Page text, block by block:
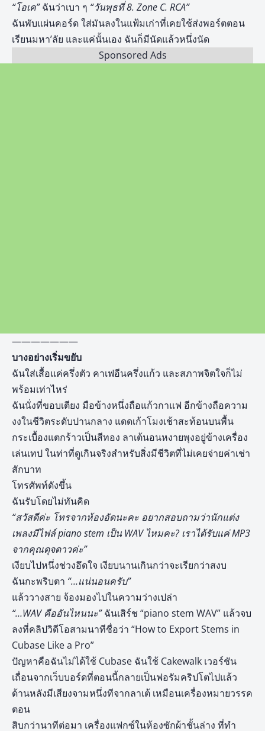
“โอเค”ฉันว่าเบา ๆ “วันพุธที่8. Zone C. RCA”
ฉันพับแผ่นคอร์ด ใส่มันลงในแฟ้มเก่าที่เคยใช้ส่งพอร์ตตอน
เรียนมหา’ลัย และแค่นั้นเอง ฉันก็มีนัดแล้วหนึ่งนัด
Sponsored Ads
———————
บางอย่างเริ่มขยับ
ฉันใส่เสื้อแค่ครึ่งตัว คาเฟอีนครึ่งแก้ว และสภาพจิตใจก็ไม่
พร้อมเท่าไหร่
ฉันนั่งที่ขอบเตียง มือข้างหนึ่งถือแก้วกาแฟ อีกข้างถือความ
งงในชีวิตระดับปานกลาง แดดเก้าโมงเช้าสะท้อนบนพื้น
กระเบื้องแตกร้าวเป็นสีทอง ลาเต้นอนหงายพุงอยู่ข้างเครื่อง
เล่นเทป ในท่าที่ดูเกินจริงสำหรับสิ่งมีชีวิตที่ไม่เคยจ่ายค่าเช่า
สักบาท
โทรศัพท์ดังขึ้น
ฉันรับโดยไม่ทันคิด
“สวัสดีค่ะ โทรจากห้องอัดนะคะ อยากสอบถามว่านักแต่ง
เพลงมีไฟล์ piano stem เป็น WAV ไหมคะ? เราได้รับแค่ MP3
จากคุณดุจดาวค่ะ”
เงียบไปหนึ่งช่วงอึดใจ เงียบนานเกินกว่าจะเรียกว่าสงบ
ฉันกะพริบตา “…แน่นอนครับ”
แล้ววางสาย จ้องมองไปในความว่างเปล่า
“…WAV คืออันไหนนะ”ฉันเสิร์ช “piano stem WAV” แล้วจบ
ลงที่คลิปวิดีโอสามนาทีชื่อว่า “How to Export Stems in
Cubase Like a Pro”
ปัญหาคือฉันไม่ได้ใช้ Cubase ฉันใช้ Cakewalk เวอร์ชัน
เถื่อนจากเว็บบอร์ดที่ตอนนี้กลายเป็นฟอรัมคริปโตไปแล้ว
ด้านหลังมีเสียงจามหนึ่งทีจากลาเต้ เหมือนเครื่องหมายวรรค
ตอน
สิบกว่านาทีต่อมา เครื่องแฟกซ์ในห้องซักผ้าชั้นล่าง ที่ทำ